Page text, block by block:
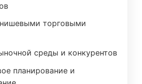
торговыми
среды и конкурентов
планирование и